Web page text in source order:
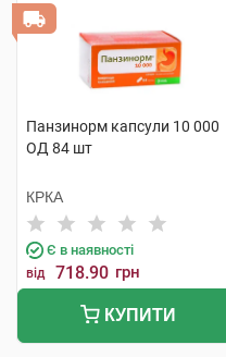
Панзинорм капсули 10 000
ОД 84 шт
КРКА
Є в наявності
від 718.90 грн
КУПИТИ